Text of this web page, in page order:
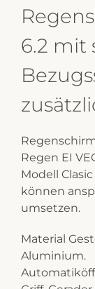
6.2 mit
Regen EI
Modell
können
umsetzen.
Material
Aluminium.